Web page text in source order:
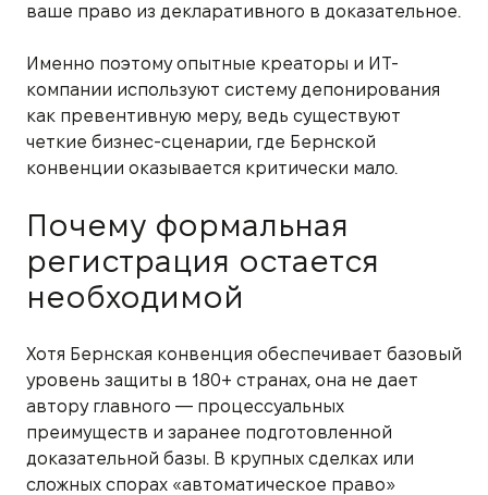
ваше право из декларативного в доказательное.
Именно поэтому опытные креаторы и ИТ-
компании используют систему депонирования
как превентивную меру, ведь существуют
четкие бизнес-сценарии, где Бернской
конвенции оказывается критически мало.
Почему формальная
регистрация остается
необходимой
Хотя Бернская конвенция обеспечивает базовый
уровень защиты в 180+ странах, она не дает
автору главного — процессуальных
преимуществ и заранее подготовленной
доказательной базы. В крупных сделках или
сложных спорах «автоматическое право»